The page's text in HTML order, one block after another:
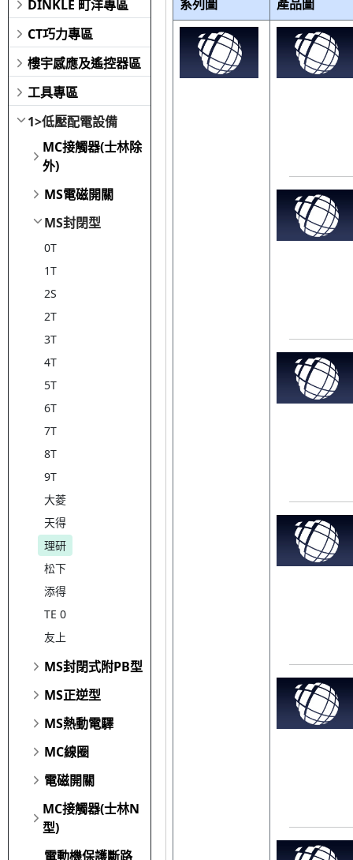
DINKLE 町洋專區
CT巧力專區
樓宇感應及遙控器區
工具專區
1>低壓配電設備
MC接觸器(士林除
外)
MS電磁開關
MS封閉型
0T
1T
2S
2T
3T
4T
5T
6T
7T
8T
9T
大菱
天得
理研
松下
添得
TE 0
友上
MS封閉式附PB型
MS正逆型
MS熱動電驛
MC線圈
電磁開關
MC接觸器(士林N
型)
電動機保護斷路
系列圖 產品圖